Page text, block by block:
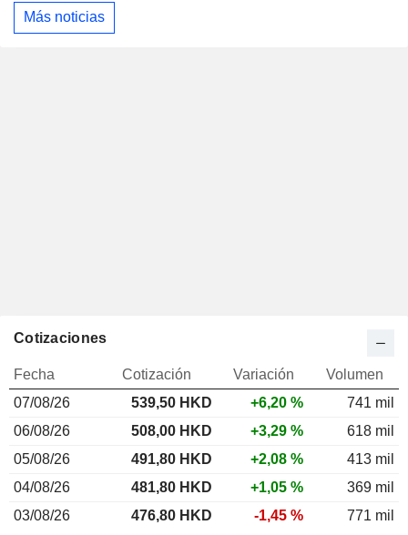
Más noticias
Cotizaciones
Fecha Cotización Variación
Volumen
07/08/26
539,50 HKD +6,20 %
741 mil
06/08/26
508,00 HKD +3,29 %
618 mil
05/08/26
491,80 HKD +2,08 %
413 mil
04/08/26
481,80 HKD +1,05 %
369 mil
03/08/26
476,80 HKD -1,45 % 771 mil